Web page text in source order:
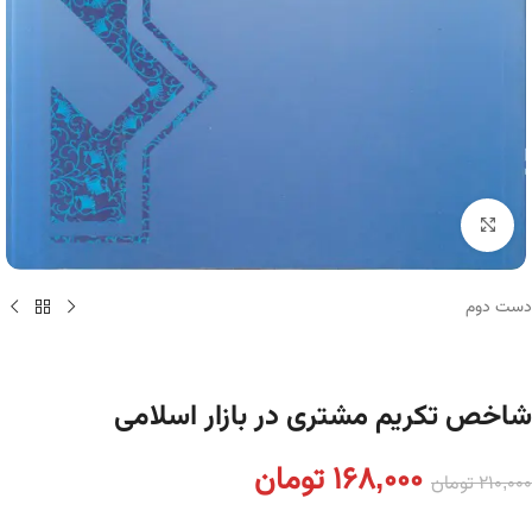
برای بزرگنمایی کلیک کنید
دست دوم
شاخص تکریم مشتری در بازار اسلامی
210,000تومان 168,000تومان